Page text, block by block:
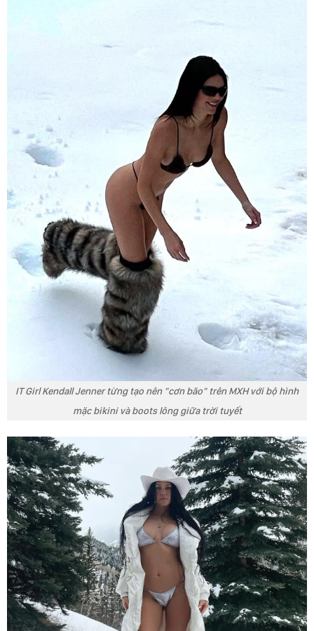
IT Girl Kendall Jenner từng tạo nên "cơn bão" trên MXH với bộ hình
mặc bikini và boots lông giữa trời tuyết